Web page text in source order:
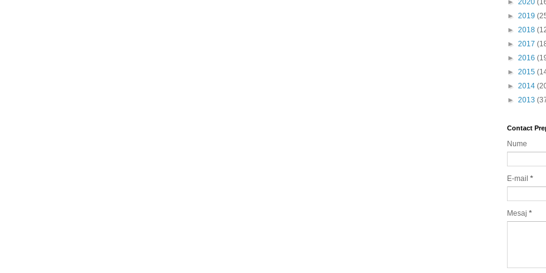
► 2020
► 2019
► 2018
► 2017
► 2016
► 2015
► 2014
► 2013
Contact
Nume
E-mail *
Mesaj *